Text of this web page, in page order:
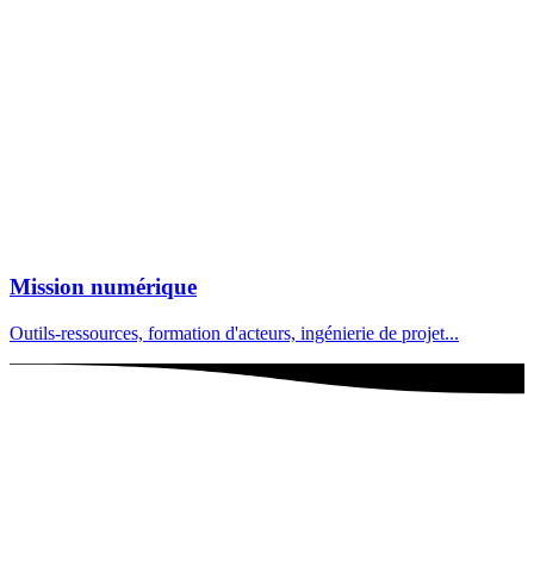
Mission numérique
Outils-ressources, formation d'acteurs, ingénierie de projet...